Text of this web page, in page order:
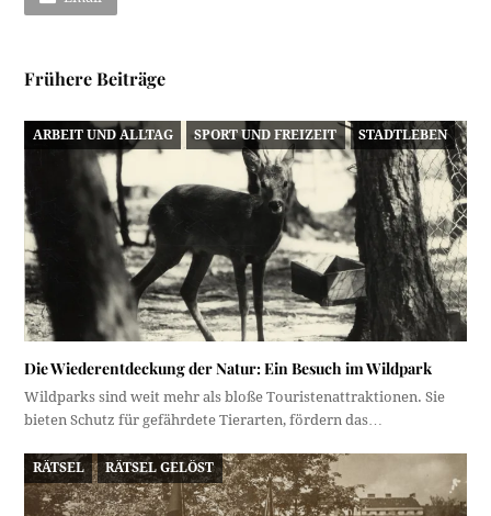
Frühere Beiträge
ARBEIT UND ALLTAG SPORT UND FREIZEIT STADTLEBEN
Die Wiederentdeckung der Natur: Ein Besuch im Wildpark
Wildparks sind weit mehr als bloße Touristenattraktionen. Sie
bieten Schutz für gefährdete Tierarten, fördern das…
RÄTSEL RÄTSEL GELÖST